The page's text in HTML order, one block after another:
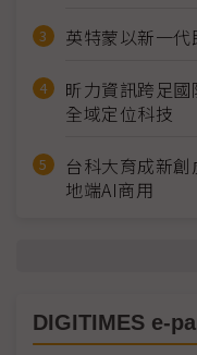
英特蒙以新一
昕力資訊跨足
全域定位科技
台科大育成新
地端AI商用
DIGITIMES e-